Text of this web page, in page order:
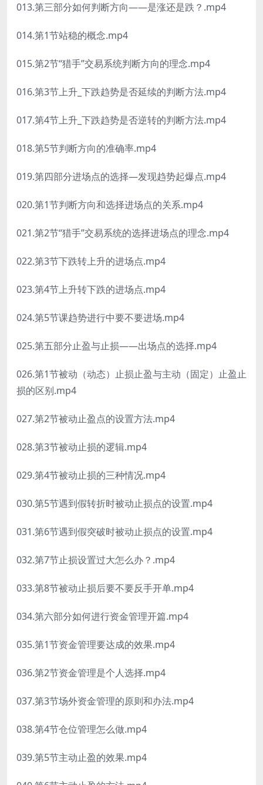
013.第三部分如何判断方向——是涨还是跌？.mp4
014.第1节站稳的概念.mp4
015.第2节“猎手”交易系统判断方向的理念.mp4
016.第3节上升_下跌趋势是否延续的判断方法.mp4
017.第4节上升_下跌趋势是否逆转的判断方法.mp4
018.第5节判断方向的准确率.mp4
019.第四部分进场点的选择—发现趋势起爆点.mp4
020.第1节判断方向和选择进场点的关系.mp4
021.第2节“猎手”交易系统的选择进场点的理念.mp4
022.第3节下跌转上升的进场点.mp4
023.第4节上升转下跌的进场点.mp4
024.第5节课趋势进行中要不要进场.mp4
025.第五部分止盈与止损——出场点的选择.mp4
026.第1节被动（动态）止损止盈与主动（固定）止盈止
损的区别.mp4
027.第2节被动止盈点的设置方法.mp4
028.第3节被动止损的逻辑.mp4
029.第4节被动止损的三种情况.mp4
030.第5节遇到假转折时被动止损点的设置.mp4
031.第6节遇到假突破时被动止损点的设置.mp4
032.第7节止损设置过大怎么办？.mp4
033.第8节被动止损后要不要反手开单.mp4
034.第六部分如何进行资金管理开篇.mp4
035.第1节资金管理要达成的效果.mp4
036.第2节资金管理是个人选择.mp4
037.第3节场外资金管理的原则和办法.mp4
038.第4节仓位管理怎么做.mp4
039.第5节主动止盈的效果.mp4